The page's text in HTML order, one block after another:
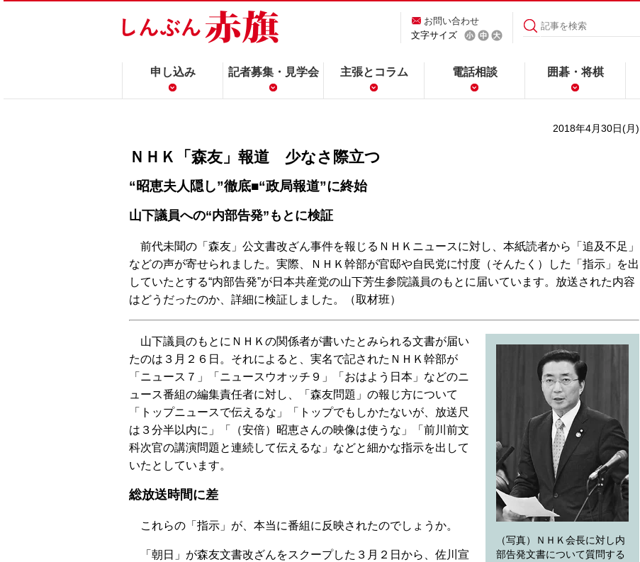
お問い合わせ
文字サイズ
申し込み 記者募集・見学会 主張とコラム 電話相談 囲碁・将棋
2018年4月30日(月)
ＮＨＫ「森友」報道 少なさ際立つ
“昭恵夫人隠し”徹底■“政局報道”に終始
山下議員への“内部告発”もとに検証
前代未聞の「森友」公文書改ざん事件を報じるＮＨＫニュースに対し、本紙読者から「追及不足」
などの声が寄せられました。実際、ＮＨＫ幹部が官邸や自民党に忖度（そんたく）した「指示」を出
していたとする“内部告発”が日本共産党の山下芳生参院議員のもとに届いています。放送された内容
はどうだったのか、詳細に検証しました。（取材班）
（写真）ＮＨＫ会長に対し内
部告発文書について質問する
山下議員のもとにＮＨＫの関係者が書いたとみられる文書が届い
たのは３月２６日。それによると、実名で記されたＮＨＫ幹部が
「ニュース７」「ニュースウオッチ９」「おはよう日本」などのニ
ュース番組の編集責任者に対し、「森友問題」の報じ方について
「トップニュースで伝えるな」「トップでもしかたないが、放送尺
は３分半以内に」「（安倍）昭恵さんの映像は使うな」「前川前文
科次官の講演問題と連続して伝えるな」などと細かな指示を出して
いたとしています。
総放送時間に差
これらの「指示」が、本当に番組に反映されたのでしょうか。
「朝日」が森友文書改ざんをスクープした３月２日から、佐川宣